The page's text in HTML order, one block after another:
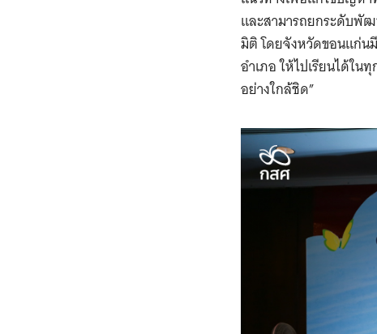
และสามารถยกระดับพัฒ
มิติ โดยจังหวัดขอนแก่น
อำเภอ ให้ไปเรียนได้ใ
อย่างใกล้ชิด”